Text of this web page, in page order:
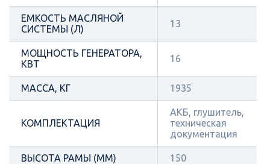
ЕМКОСТЬ МАСЛЯНОЙ
СИСТЕМЫ (Л)
13
МОЩНОСТЬ ГЕНЕРАТОРА,
КВТ
16
МАССА, КГ 1935
КОМПЛЕКТАЦИЯ
АКБ, глушитель,
техническая
документация
ВЫСОТА РАМЫ (ММ) 150